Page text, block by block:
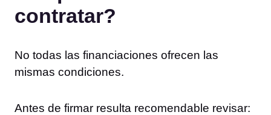
contratar?
No todas las financiaciones ofrecen las
mismas condiciones.
Antes de firmar resulta recomendable revisar: